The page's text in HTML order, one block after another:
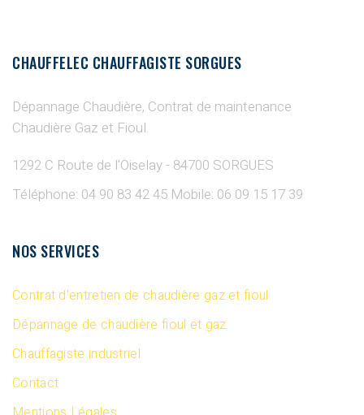
CHAUFFELEC CHAUFFAGISTE SORGUES
Dépannage Chaudière, Contrat de maintenance
Chaudière Gaz et Fioul.
1292 C Route de l'Oiselay - 84700 SORGUES
Téléphone: 04 90 83 42 45 Mobile: 06 09 15 17 39
NOS SERVICES
Contrat d'entretien de chaudière gaz et fioul
Dépannage de chaudière fioul et gaz
Chauffagiste industriel
Contact